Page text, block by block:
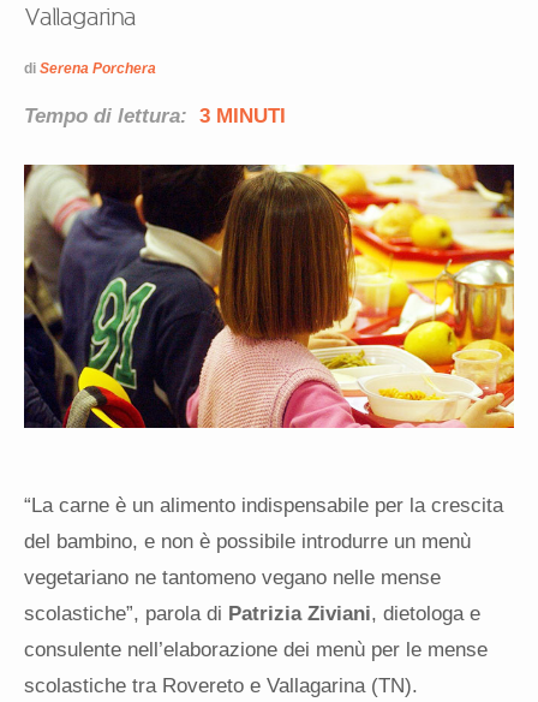
Vallagarina
di Serena Porchera
Tempo di lettura: 3 MINUTI
“La carne è un alimento indispensabile per la crescita
del bambino, e non è possibile introdurre un menù
vegetariano ne tantomeno vegano nelle mense
scolastiche”, parola di Patrizia Ziviani, dietologa e
consulente nell’elaborazione dei menù per le mense
scolastiche tra Rovereto e Vallagarina (TN).